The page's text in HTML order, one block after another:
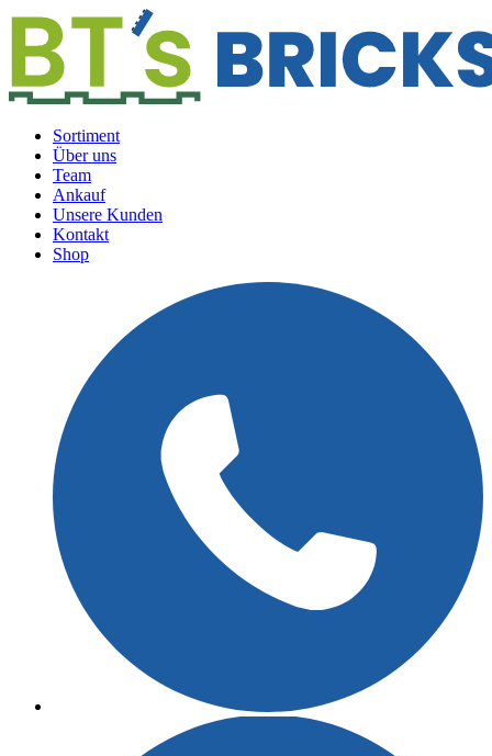
Sortiment
Über uns
Team
Ankauf
Unsere Kunden
Kontakt
Shop